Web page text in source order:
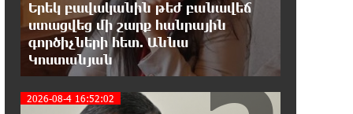
ցեղասպանության հիշատակի օրն
է․ Ուժեղ Հայաստան
18:41:31 7-08-2026
Հայաստանը ապրում է իր
գոյության ամենախայտառակ
Երեկ բավականին թեժ բանավեճ
ստացվեց մի շարք հանրային
գործիչների հետ. Աննա
Կոստանյան
2026-08-4 16:52:02